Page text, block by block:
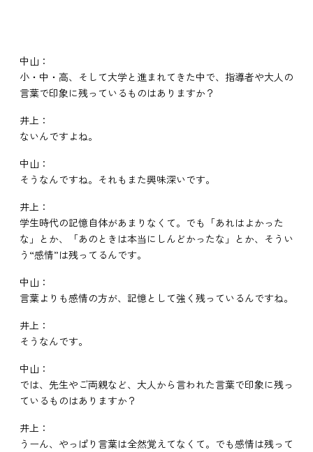
中山：
小・中・高、そして大学と進まれてきた中で、指導者や大人の
言葉で印象に残っているものはありますか？
井上：
ないんですよね。
中山：
そうなんですね。それもまた興味深いです。
井上：
学生時代の記憶自体があまりなくて。でも「あれはよかった
な」とか、「あのときは本当にしんどかったな」とか、そうい
う“感情”は残ってるんです。
中山：
言葉よりも感情の方が、記憶として強く残っているんですね。
井上：
そうなんです。
中山：
では、先生やご両親など、大人から言われた言葉で印象に残っ
ているものはありますか？
井上：
うーん、やっぱり言葉は全然覚えてなくて。でも感情は残って